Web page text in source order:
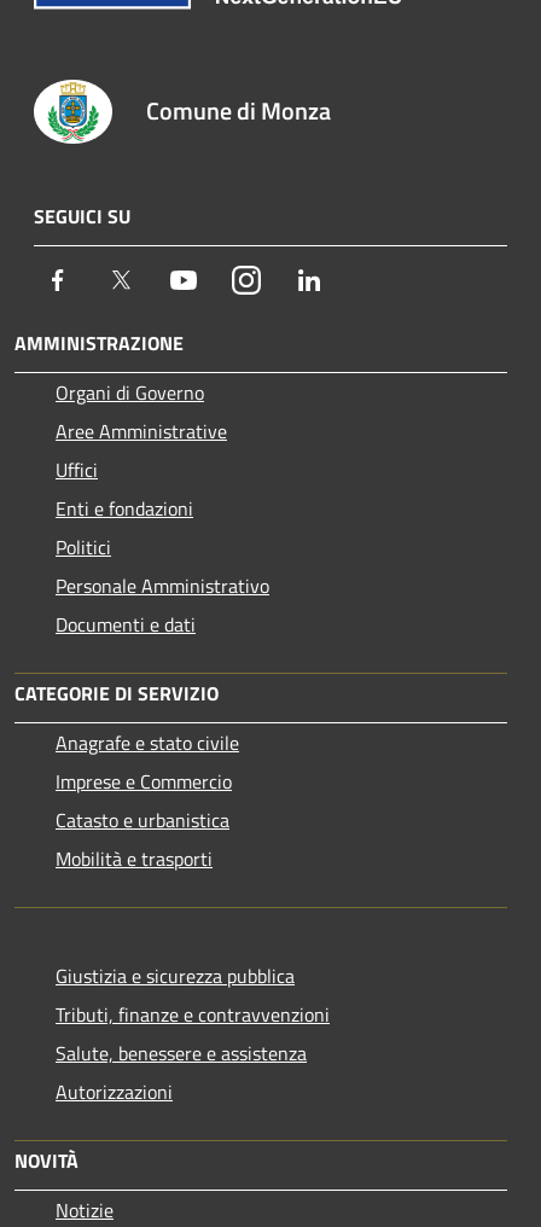
Comune di Monza
SEGUICI SU
Facebook Twitter YoutubeInstagram
AMMINISTRAZIONE
Organi di Governo
Aree Amministrative
Uffici
Enti e fondazioni
Politici
Personale Amministrativo
Documenti e dati
CATEGORIE DI SERVIZIO
Anagrafe e stato civile
Imprese e Commercio
Catasto e urbanistica
Mobilità e trasporti
Giustizia e sicurezza pubblica
Tributi, finanze e contravvenzioni
Salute, benessere e assistenza
Autorizzazioni
NOVITÀ
Notizie